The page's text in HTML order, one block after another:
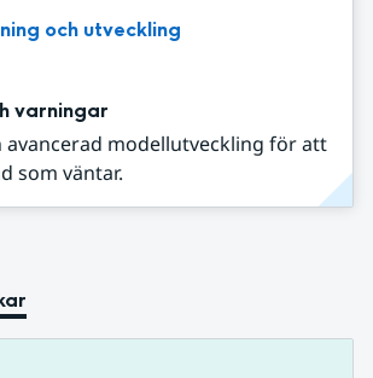
och utveckling
varningar
avancerad modellutveckling för att
som väntar.